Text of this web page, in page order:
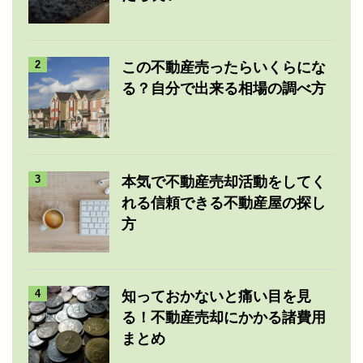
2
この不動産売ったらいくらにな
る？自分で出来る相場の調べ方
3
本気で不動産売却活動をしてく
れる信頼できる不動産屋の探し
方
4
知っておかないと痛い目を見
る！不動産売却にかかる諸費用
まとめ